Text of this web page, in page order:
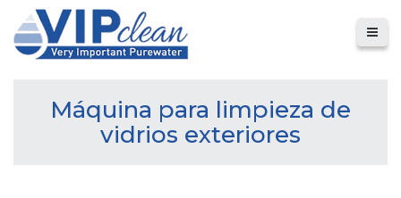
Máquina para limpieza de
vidrios exteriores